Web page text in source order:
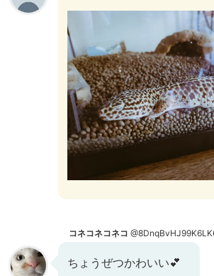
コネコネコネコ
ちょうぜつかわいい💕